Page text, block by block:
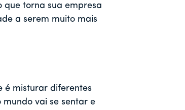
que torna sua empresa
a serem muito mais
é misturar diferentes
mundo vai se sentar e